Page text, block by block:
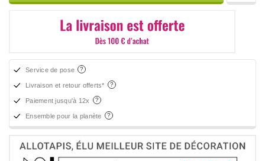
Service de pose
Livraison et retour offerts*
Paiement jusqu'à 12x
Ensemble pour la planète